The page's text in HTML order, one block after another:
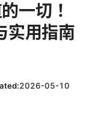
一切！
实用指南
2026-05-10